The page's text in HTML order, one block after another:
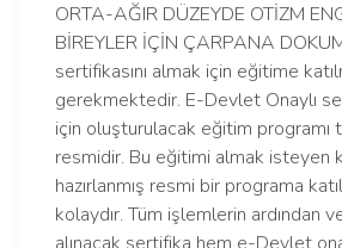
ORTA-AĞIR DÜZEYDE OTİZM
BİREYLER İÇİN ÇARPANA
sertifikasını almak için eğitime
gerekmektedir. E-Devlet Onaylı
için oluşturulacak eğitim programı
resmidir. Bu eğitimi almak isteyen
hazırlanmış resmi bir programa
kolaydır. Tüm işlemlerin ardından